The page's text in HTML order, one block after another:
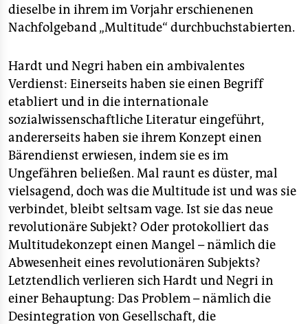
genossenschaft
dieselbe in ihrem im Vorjahr erschienenen
Nachfolgeband „Multitude“ durchbuchstabierten.
Hardt und Negri haben ein ambivalentes
Verdienst: Einerseits haben sie einen Begriff
etabliert und in die internationale
sozialwissenschaftliche Literatur eingeführt,
andererseits haben sie ihrem Konzept einen
Bärendienst erwiesen, indem sie es im
Ungefähren beließen. Mal raunt es düster, mal
vielsagend, doch was die Multitude ist und was sie
verbindet, bleibt seltsam vage. Ist sie das neue
revolutionäre Subjekt? Oder protokolliert das
Multitudekonzept einen Mangel – nämlich die
Abwesenheit eines revolutionären Subjekts?
Letztendlich verlieren sich Hardt und Negri in
einer Behauptung: Das Problem – nämlich die
Desintegration von Gesellschaft, die